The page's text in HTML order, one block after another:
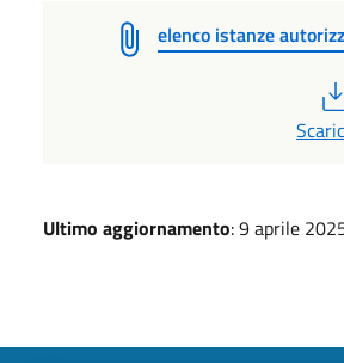
elenco istanze
Ultimo aggiornamento: 9 aprile